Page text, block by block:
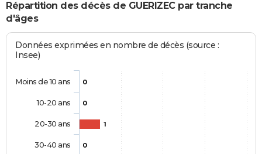
Répartition des décès de GUERIZEC par tranche
d'âges
Données exprimées en nombre de décès (source :
Insee)
0
0
1
0
Moins de 10 ans
10-20 ans
20-30 ans
30-40 ans